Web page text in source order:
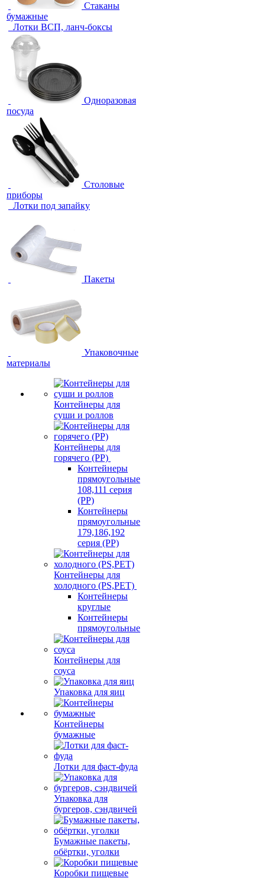
Стаканы
бумажные
Лотки ВСП, ланч-боксы
Одноразовая
посуда
Столовые
приборы
Лотки под запайку
Пакеты
Упаковочные
материалы
Контейнеры для
суши и роллов
Контейнеры для
горячего (PP)
Контейнеры
прямоугольные
108,111 серия
(PP)
Контейнеры
прямоугольные
179,186,192
серия (PP)
Контейнеры для
холодного (PS,PET)
Контейнеры
круглые
Контейнеры
прямоугольные
Контейнеры для
соуса
Упаковка для яиц
Контейнеры
бумажные
Лотки для фаст-фуда
Упаковка для
бургеров, сэндвичей
Бумажные пакеты,
обёртки, уголки
Коробки пищевые